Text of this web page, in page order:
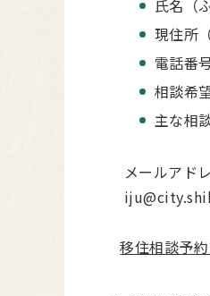
氏名（
現住所
電話番
相談希
主な相
メールアド
移住相談予